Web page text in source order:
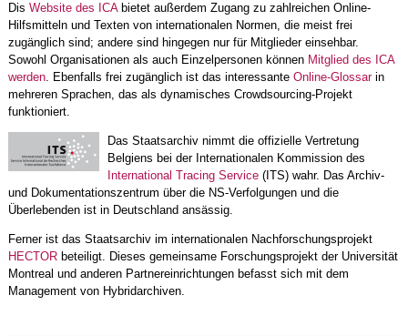
Dis Website des ICAbietet außerdem Zugang zu zahlreichen Online-
Hilfsmitteln und Texten von internationalen Normen, die meist frei
zugänglich sind; andere sind hingegen nur für Mitglieder einsehbar.
Sowohl Organisationen als auch Einzelpersonen können Mitglied des ICA
werden. Ebenfalls frei zugänglich ist das interessante Online-Glossarin
mehreren Sprachen, das als dynamisches Crowdsourcing-Projekt
funktioniert.
Das Staatsarchiv nimmt die offizielle Vertretung
Belgiens bei der Internationalen Kommission des
International Tracing Service(ITS) wahr. Das Archiv-
und Dokumentationszentrum über die NS-Verfolgungen und die
Überlebenden ist in Deutschland ansässig.
Ferner ist das Staatsarchiv im internationalen Nachforschungsprojekt
HECTORbeteiligt. Dieses gemeinsame Forschungsprojekt der Universität
Montreal und anderen Partnereinrichtungen befasst sich mit dem
Management von Hybridarchiven.